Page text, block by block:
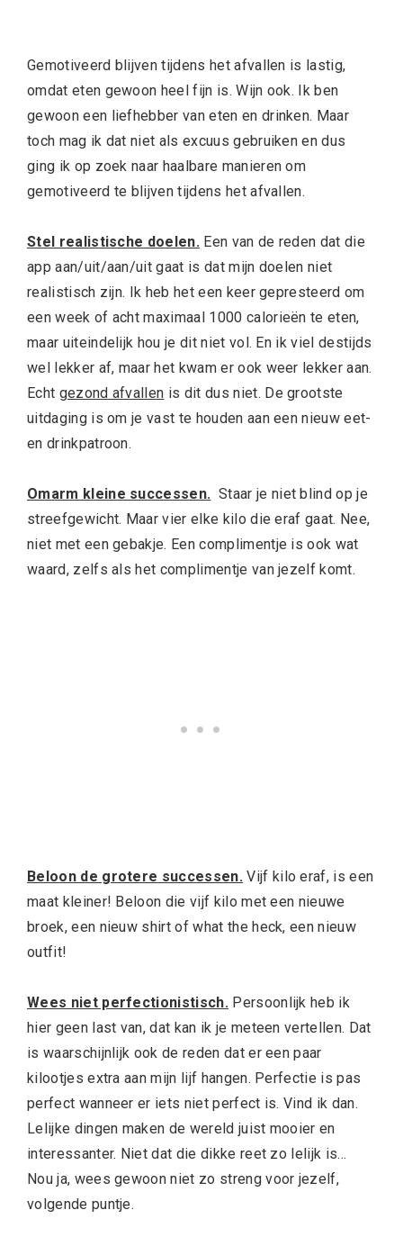
Gemotiveerd blijven tijdens het afvallen is lastig,
omdat eten gewoon heel fijn is. Wijn ook. Ik ben
gewoon een liefhebber van eten en drinken. Maar
toch mag ik dat niet als excuus gebruiken en dus
ging ik op zoek naar haalbare manieren om
gemotiveerd te blijven tijdens het afvallen.
Stel realistische doelen. Een van de reden dat die
app aan/uit/aan/uit gaat is dat mijn doelen niet
realistisch zijn. Ik heb het een keer gepresteerd om
een week of acht maximaal 1000 calorieën te eten,
maar uiteindelijk hou je dit niet vol. En ik viel destijds
wel lekker af, maar het kwam er ook weer lekker aan.
Echt gezond afvallen is dit dus niet. De grootste
uitdaging is om je vast te houden aan een nieuw eet-
en drinkpatroon.
Omarm kleine successen. Staar je niet blind op je
streefgewicht. Maar vier elke kilo die eraf gaat. Nee,
niet met een gebakje. Een complimentje is ook wat
waard, zelfs als het complimentje van jezelf komt.
Beloon de grotere successen. Vijf kilo eraf, is een
maat kleiner! Beloon die vijf kilo met een nieuwe
broek, een nieuw shirt of what the heck, een nieuw
outfit!
Wees niet perfectionistisch. Persoonlijk heb ik
hier geen last van, dat kan ik je meteen vertellen. Dat
is waarschijnlijk ook de reden dat er een paar
kilootjes extra aan mijn lijf hangen. Perfectie is pas
perfect wanneer er iets niet perfect is. Vind ik dan.
Lelijke dingen maken de wereld juist mooier en
interessanter. Niet dat die dikke reet zo lelijk is…
Nou ja, wees gewoon niet zo streng voor jezelf,
volgende puntje.